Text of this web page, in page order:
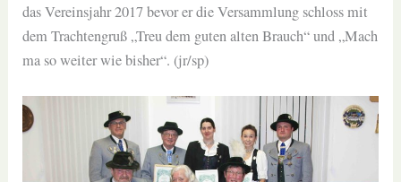
das Vereinsjahr 2017 bevor er die Versammlung schloss mit
dem Trachtengruß „Treu dem guten alten Brauch“ und „Mach
ma so weiter wie bisher“. (jr/sp)